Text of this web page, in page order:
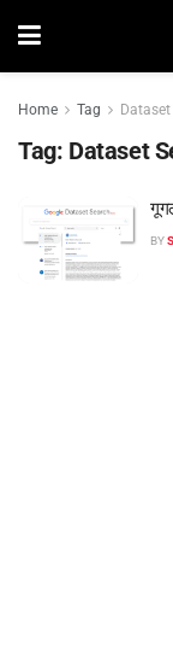
Home Tag
Tag: Dataset
BY